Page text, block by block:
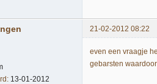
21-02-2012 08:22
13-01-2012
even een vraagje
gebarsten